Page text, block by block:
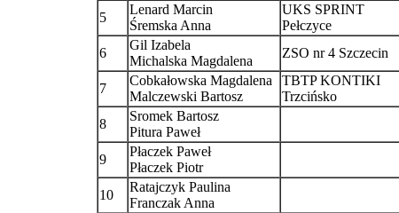
5
Lenard Marcin
Śremska Anna
UKS SPRINT
Pełczyce
6
Gil Izabela
Michalska Magdalena
ZSO nr 4 Szczecin
7
Cobkałowska Magdalena
Malczewski Bartosz
TBTP KONTIKI
Trzcińsko
8
Sromek Bartosz
Pitura Paweł
9
Płaczek Paweł
Płaczek Piotr
10
Ratajczyk Paulina
Franczak Anna